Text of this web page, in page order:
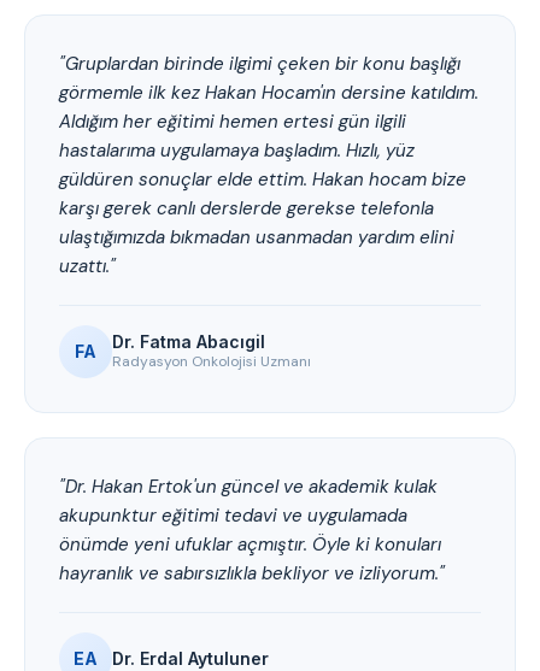
"Gruplardan birinde ilgimi çeken bir konu başlığı
görmemle ilk kez Hakan Hocam'ın dersine katıldım.
Aldığım her eğitimi hemen ertesi gün ilgili
hastalarıma uygulamaya başladım. Hızlı, yüz
güldüren sonuçlar elde ettim. Hakan hocam bize
karşı gerek canlı derslerde gerekse telefonla
ulaştığımızda bıkmadan usanmadan yardım elini
uzattı."
FA Dr. Fatma Abacıgil
Radyasyon Onkolojisi Uzmanı
"Dr. Hakan Ertok'un güncel ve akademik kulak
akupunktur eğitimi tedavi ve uygulamada
önümde yeni ufuklar açmıştır. Öyle ki konuları
hayranlık ve sabırsızlıkla bekliyor ve izliyorum."
EA Dr. Erdal Aytuluner